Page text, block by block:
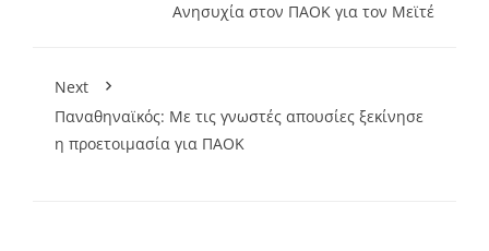
Ανησυχία στον ΠΑΟΚ για τον Μεϊτέ
Next
Παναθηναϊκός: Με τις γνωστές απουσίες ξεκίνησε
η προετοιμασία για ΠΑΟΚ